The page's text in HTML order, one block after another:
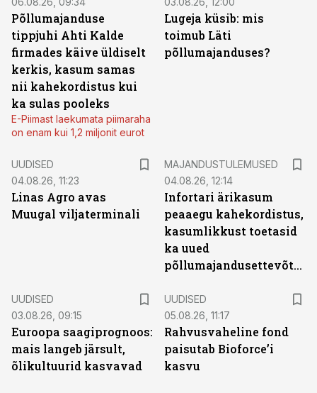
Põllumajanduse
tippjuhi Ahti Kalde
firmades käive üldiselt
kerkis, kasum samas
nii kahekordistus kui
ka sulas pooleks
E-Piimast laekumata piimaraha
on enam kui 1,2 miljonit eurot
Lugeja küsib: mis
toimub Läti
põllumajanduses?
UUDISED
04.08.26, 11:23
Linas Agro avas
Muugal viljaterminali
MAJANDUSTULEMUSED
04.08.26, 12:14
Infortari ärikasum
peaaegu kahekordistus,
kasumlikkust toetasid
ka uued
põllumajandusettevõtted
UUDISED
03.08.26, 09:15
Euroopa saagiprognoos:
mais langeb järsult,
õlikultuurid kasvavad
UUDISED
05.08.26, 11:17
Rahvusvaheline fond
paisutab Bioforce’i
kasvu